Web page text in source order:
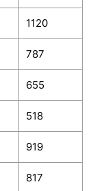
1120
787
655
518
919
817